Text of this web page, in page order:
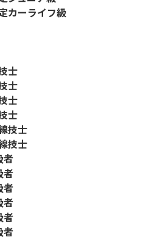
カーライフ級
士
士
士
士
技士
技士
者
者
者
者
者
者